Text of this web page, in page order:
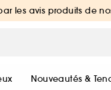
les avis produits de
Nouveautés &